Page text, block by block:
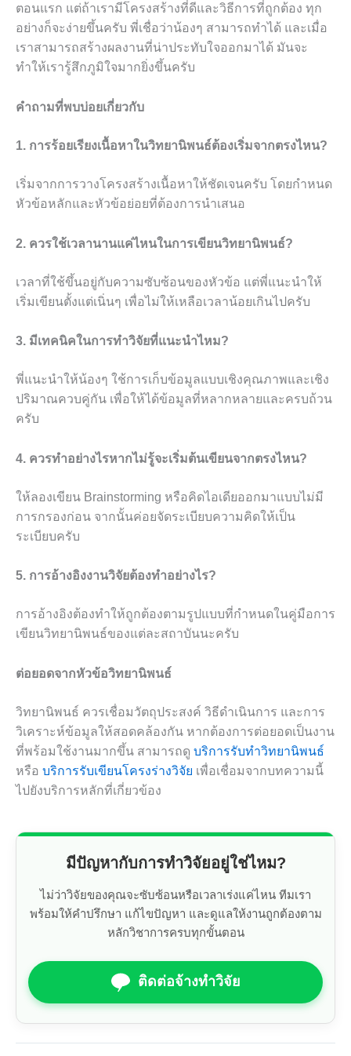
ตอนแรก แต่ถ้าเรามีโครงสร้างที่ดีและวิธีการที่ถูกต้อง ทุก
อย่างก็จะง่ายขึ้นครับ พี่เชื่อว่าน้องๆ สามารถทำได้ และเมื่อ
เราสามารถสร้างผลงานที่น่าประทับใจออกมาได้ มันจะ
ทำให้เรารู้สึกภูมิใจมากยิ่งขึ้นครับ
คำถามที่พบบ่อยเกี่ยวกับ
1. การร้อยเรียงเนื้อหาในวิทยานิพนธ์ต้องเริ่มจากตรงไหน?
เริ่มจากการวางโครงสร้างเนื้อหาให้ชัดเจนครับ โดยกำหนด
หัวข้อหลักและหัวข้อย่อยที่ต้องการนำเสนอ
2. ควรใช้เวลานานแค่ไหนในการเขียนวิทยานิพนธ์?
เวลาที่ใช้ขึ้นอยู่กับความซับซ้อนของหัวข้อ แต่พี่แนะนำให้
เริ่มเขียนตั้งแต่เนิ่นๆ เพื่อไม่ให้เหลือเวลาน้อยเกินไปครับ
3. มีเทคนิคในการทำวิจัยที่แนะนำไหม?
พี่แนะนำให้น้องๆ ใช้การเก็บข้อมูลแบบเชิงคุณภาพและเชิง
ปริมาณควบคู่กัน เพื่อให้ได้ข้อมูลที่หลากหลายและครบถ้วน
ครับ
4. ควรทำอย่างไรหากไม่รู้จะเริ่มต้นเขียนจากตรงไหน?
ให้ลองเขียน Brainstorming หรือคิดไอเดียออกมาแบบไม่มี
การกรองก่อน จากนั้นค่อยจัดระเบียบความคิดให้เป็น
ระเบียบครับ
5. การอ้างอิงงานวิจัยต้องทำอย่างไร?
การอ้างอิงต้องทำให้ถูกต้องตามรูปแบบที่กำหนดในคู่มือการ
เขียนวิทยานิพนธ์ของแต่ละสถาบันนะครับ
ต่อยอดจากหัวข้อวิทยานิพนธ์
วิทยานิพนธ์ ควรเชื่อมวัตถุประสงค์ วิธีดำเนินการ และการ
วิเคราะห์ข้อมูลให้สอดคล้องกัน หากต้องการต่อยอดเป็นงาน
ที่พร้อมใช้งานมากขึ้น สามารถดู บริการรับทำวิทยานิพนธ์
หรือ บริการรับเขียนโครงร่างวิจัย เพื่อเชื่อมจากบทความนี้
ไปยังบริการหลักที่เกี่ยวข้อง
มีปัญหากับการทำวิจัยอยู่ใช่ไหม?
ไม่ว่าวิจัยของคุณจะซับซ้อนหรือเวลาเร่งแค่ไหน ทีมเรา
พร้อมให้คำปรึกษา แก้ไขปัญหา และดูแลให้งานถูกต้องตาม
หลักวิชาการครบทุกขั้นตอน
ติดต่อจ้างทำวิจัย